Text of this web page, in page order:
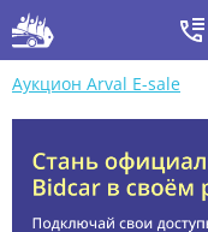
Аукцион Arval E-sale